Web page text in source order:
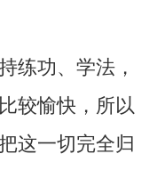
功、学法，
较愉快，所以
这一切完全归